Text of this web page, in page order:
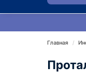
Главная